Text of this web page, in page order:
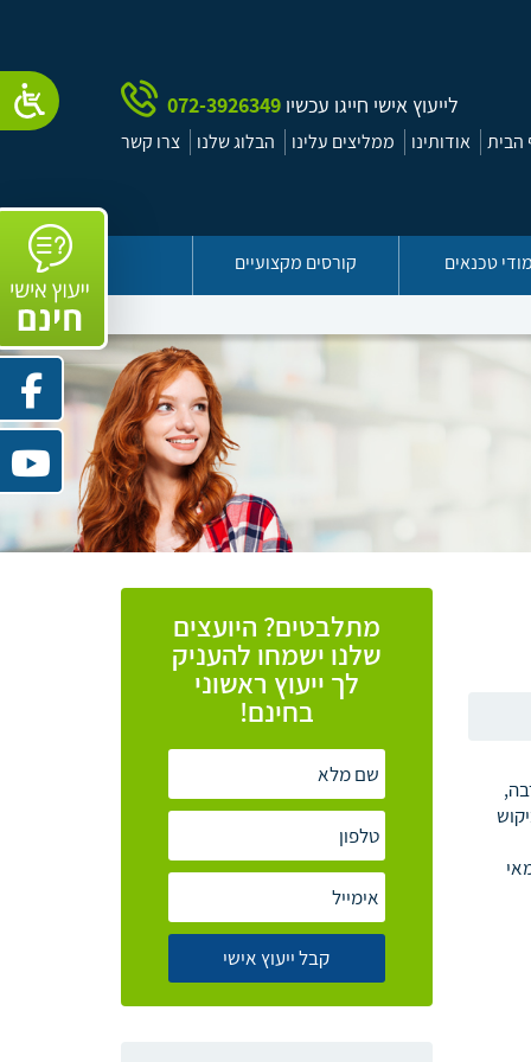
לייעוץ אישי חייגו עכשיו 072-3926349
הבית אודותינו ממליצים עלינו הבלוג שלנו צרו קשר
טכנאים קורסים מקצועיים
מתלבטים? היועצים
שלנו ישמחו להעניק
לך ייעוץ ראשוני
בחינם!